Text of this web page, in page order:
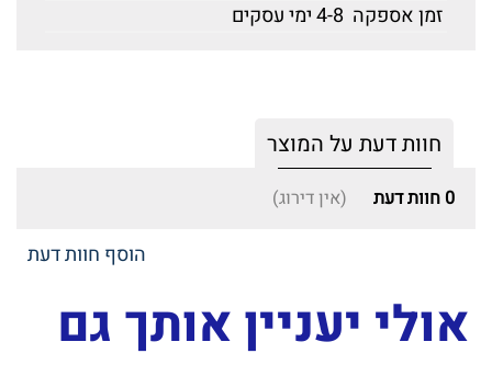
זמן אספקה 4-8 ימי עסקים
חוות דעת על המוצר
0 חוות דעת (אין דירוג)
הוסף חוות דעת
אולי יעניין אותך גם